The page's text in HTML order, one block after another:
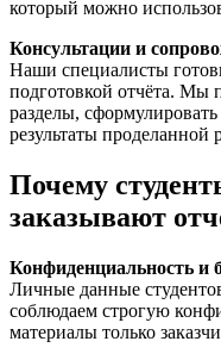
который можно
Консультации и
Наши специалисты
подготовкой отчёта. Мы
разделы,
результаты проделанной
Почему
заказывают
Конфиденциальность и
Личные данные
соблюдаем строгую
материалы только